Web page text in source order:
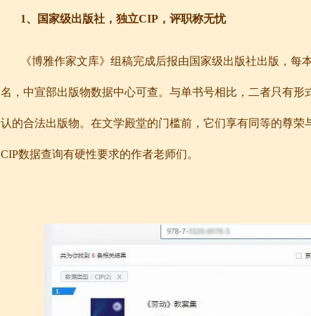
1、国家级出版社，独立CIP，评职称无忧
《博雅作家文库》组稿完成后报由国家级出版社出版，每
名，中宣部出版物数据中心可查。与单书号相比，二者只有
认的合法出版物。在文学殿堂的门槛前，它们享有同等的尊
CIP数据查询有硬性要求的作者老师们。